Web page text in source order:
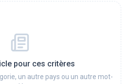
pour ces critères
un autre pays ou un autre mot-